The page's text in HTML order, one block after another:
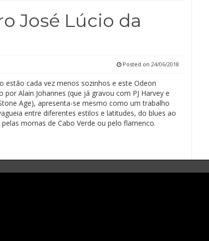
José Lúcio da
Posted on 24/06/2018
estão cada vez menos sozinhos e este Odeon
por Alain Johannes (que já gravou com PJ Harvey e
Age), apresenta-se mesmo como um trabalho
entre diferentes estilos e latitudes, do blues ao
mornas de Cabo Verde ou pelo flamenco.